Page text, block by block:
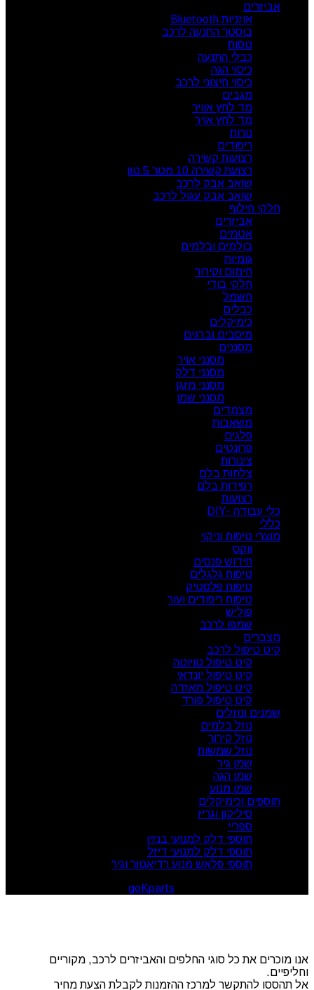
אביזרים
אוזניות Bluetooth
בוסטר התנעה לרכב
טסות
כבלי התנעה
כיסוי הגה
כיסוי חיצוני לרכב
מגבים
מד לחץ אוויר
מד לחץ אויר
נורות
ריפודים
רצועות קשירה
רצועת קשירה 10 מטר 5 טון
שואב אבק לרכב
שואב אבק עגול לרכב
חלקי חילוף
אביזרים
אטמים
בולמים ובלמים
גומיות
חימום וקירור
חלקי בודי
חשמל
כבלים
כימיקלים
מיסבים וברגים
מסננים
מסנני אויר
מסנני דלק
מסנני מזגן
מסנני שמן
מצמדים
משאבות
פלגים
פרונטים
צינורות
צלחות בלם
רפידות בלם
רצועות
כלי עבודה -DIY
כללי
מוצרי טיפוח וניקוי
ווקס
חידוש פנסים
טיפוח גלגלים
טיפוח פלסטיק
טיפוח ריפודים ועור
פוליש
שמפו לרכב
מצברים
קיט טיפול לרכב
קיט טיפול טויוטה
קיט טיפול יונדאי
קיט טיפול מאזדה
קיט טיפול פורד
שמנים ונוזלים
נוזל בלמים
נוזל קירור
נוזל שמשות
שמן גיר
שמן הגה
שמן מנוע
תוספים וכימיקלים
סיליקון וגריז
ספריי
תוספי דלק למנועי בנזין
תוספי דלק למנועי דיזל
תוספי פלאש מנוע רדיאטור וגיר
goKparts
אנו מוכרים את כל סוגי החלפים והאביזרים לרכב, מקוריים
וחליפיים.
אל תהססו להתקשר למרכז ההזמנות לקבלת הצעת מחיר